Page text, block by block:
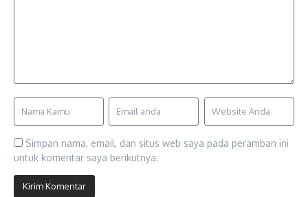
Simpan nama, email, dan situs web saya pada peramban ini
untuk komentar saya berikutnya.